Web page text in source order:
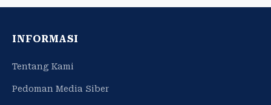
INFORMASI
Tentang Kami
Pedoman Media Siber